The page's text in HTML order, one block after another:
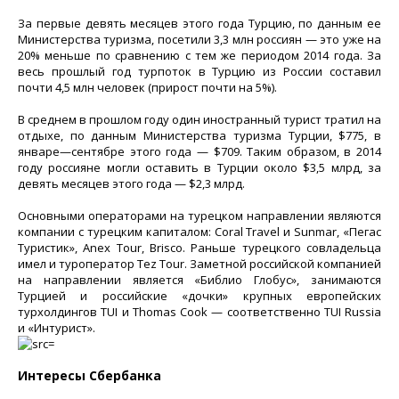
За первые девять месяцев этого года Турцию, по данным ее
Министерства туризма, посетили 3,3 млн россиян — это уже на
20% меньше по сравнению с тем же периодом 2014 года. За
весь прошлый год турпоток в Турцию из России составил
почти 4,5 млн человек (прирост почти на 5%).
В среднем в прошлом году один иностранный турист тратил на
отдыхе, по данным Министерства туризма Турции, $775, в
январе—сентябре этого года — $709. Таким образом, в 2014
году россияне могли оставить в Турции около $3,5 млрд, за
девять месяцев этого года — $2,3 млрд.
Основными операторами на турецком направлении являются
компании с турецким капиталом: Coral Travel и Sunmar, «Пегас
Туристик», Anex Tour, Brisco. Раньше турецкого совладельца
имел и туроператор Tez Tour. Заметной российской компанией
на направлении является «Библио Глобус», занимаются
Турцией и российские «дочки» крупных европейских
турхолдингов TUI и Thomas Cook — соответственно TUI Russia
и «Интурист».
Интересы Сбербанка